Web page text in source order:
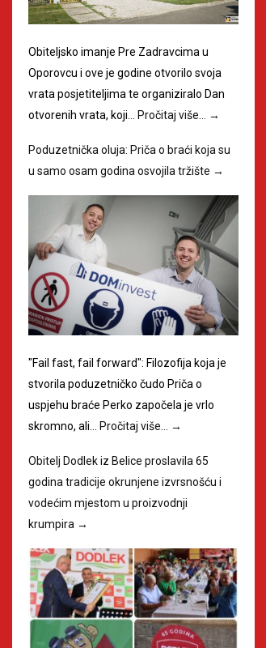
Obiteljsko imanje Pre Zadravcima u
Oporovcu i ove je godine otvorilo svoja
vrata posjetiteljima te organiziralo Dan
otvorenih vrata, koji…
Pročitaj više… →
Poduzetnička oluja: Priča o braći koja su
u samo osam godina osvojila tržište →
"Fail fast, fail forward": Filozofija koja je
stvorila poduzetničko čudo Priča o
uspjehu braće Perko započela je vrlo
skromno, ali… Pročitaj više… →
Obitelj Dodlek iz Belice proslavila 65
godina tradicije okrunjene izvrsnošću i
vodećim mjestom u proizvodnji
krumpira →